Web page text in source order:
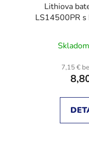
Lithiova
LS14500PR
Skladom
7,15 €